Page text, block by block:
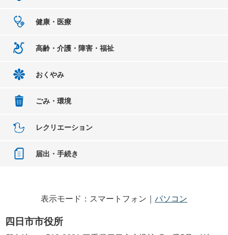
健康・医療
高齢・介護・障害・福祉
おくやみ
ごみ・環境
レクリエーション
届出・手続き
表示モード：スマートフォン｜ パソコン
四日市市役所